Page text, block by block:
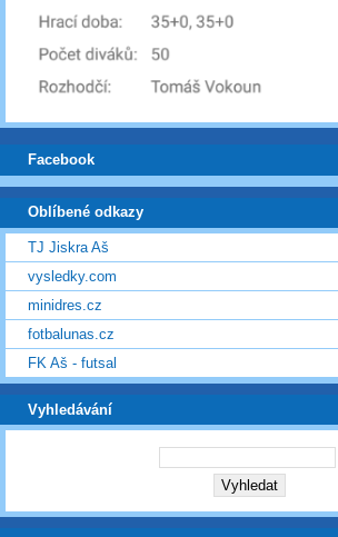
Facebook
Oblíbené odkazy
TJ Jiskra Aš
vysledky.com
minidres.cz
fotbalunas.cz
FK Aš - futsal
Vyhledávání